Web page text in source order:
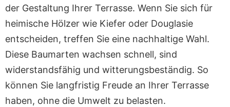
der Gestaltung Ihrer Terrasse. Wenn Sie sich für
heimische Hölzer wie Kiefer oder Douglasie
entscheiden, treffen Sie eine nachhaltige Wahl.
Diese Baumarten wachsen schnell, sind
widerstandsfähig und witterungsbeständig. So
können Sie langfristig Freude an Ihrer Terrasse
haben, ohne die Umwelt zu belasten.